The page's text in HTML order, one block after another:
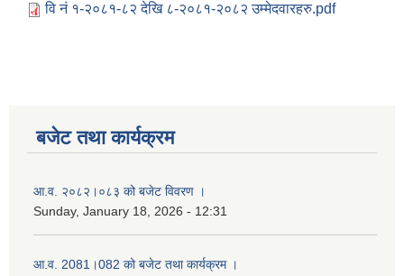
वि नं १-२०८१-८२ देखि ८-२०८१-२०८२ उम्मेदवारहरु.pdf
बजेट तथा कार्यक्रम
आ.व. २०८२।०८३ को बजेट विवरण ।
Sunday, January 18, 2026 - 12:31
आ.व. 2081।082 को बजेट तथा कार्यक्रम ।